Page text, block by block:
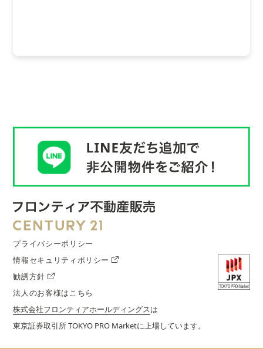
プライバシーポリシー
情報セキュリティポリシー
勧誘方針
法人のお客様はこちら
株式会社フロンティアホールディングスは
東京証券取引所 TOKYO PRO Marketに上場しています。